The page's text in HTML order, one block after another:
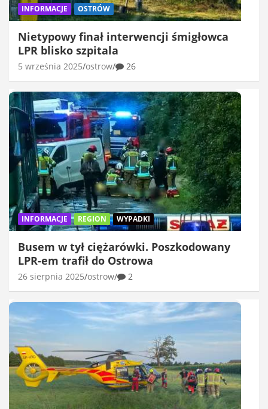
INFORMACJE OSTRÓW
Nietypowy finał interwencji śmigłowca
LPR blisko szpitala
5 września 2025 ostrow 26
INFORMACJE REGION WYPADKI
Busem w tył ciężarówki. Poszkodowany
LPR-em trafił do Ostrowa
26 sierpnia 2025 ostrow 2